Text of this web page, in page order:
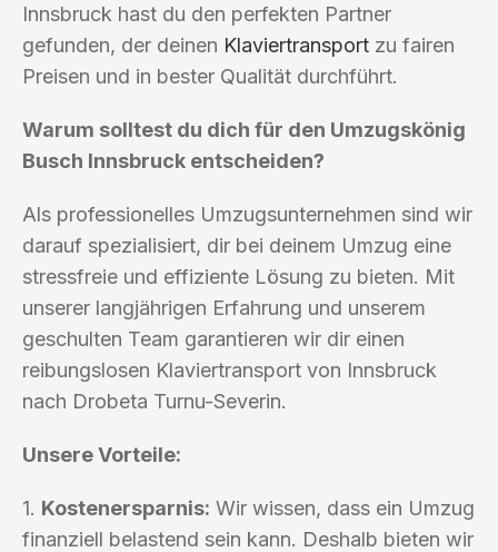
Innsbruck hast du den perfekten Partner
gefunden, der deinen Klaviertransport zu fairen
Preisen und in bester Qualität durchführt.
Warum solltest du dich für den Umzugskönig
Busch Innsbruck entscheiden?
Als professionelles Umzugsunternehmen sind wir
darauf spezialisiert, dir bei deinem Umzug eine
stressfreie und effiziente Lösung zu bieten. Mit
unserer langjährigen Erfahrung und unserem
geschulten Team garantieren wir dir einen
reibungslosen Klaviertransport von Innsbruck
nach Drobeta Turnu-Severin.
Unsere Vorteile:
1. Kostenersparnis: Wir wissen, dass ein Umzug
finanziell belastend sein kann. Deshalb bieten wir